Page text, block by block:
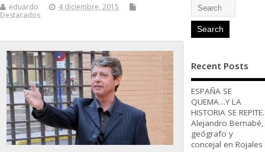
eduardo
4 diciembre, 2015
Destacados
Recent Posts
ESPAÑA SE
QUEMA…Y LA
HISTORIA SE REPITE.
Alejandro Bernabé,
geógrafo y
concejal en Rojales